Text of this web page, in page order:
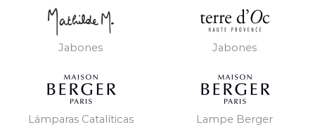
Jabones Jabones
Lámparas Catalíticas Lampe Berger